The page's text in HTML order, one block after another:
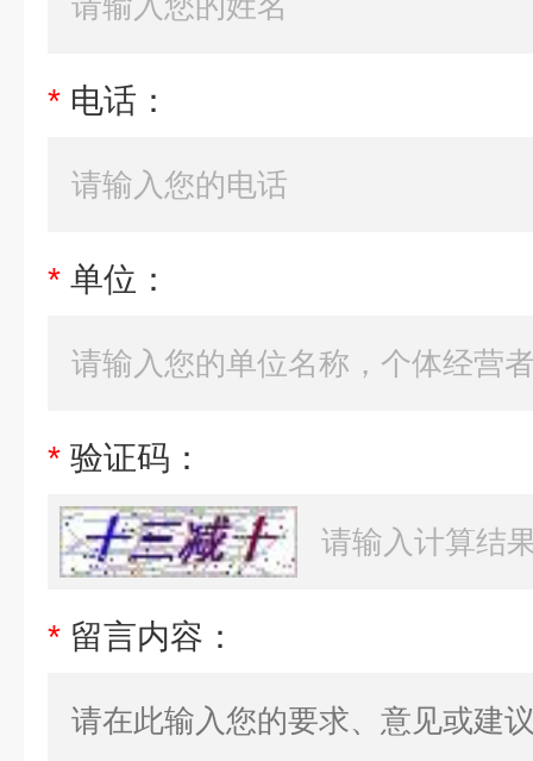
* 电话：
* 单位：
* 验证码：
* 留言内容：